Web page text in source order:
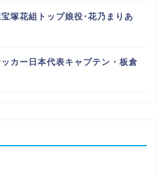
塚花組トップ娘役･花乃まりあ
カー日本代表キャプテン・板倉